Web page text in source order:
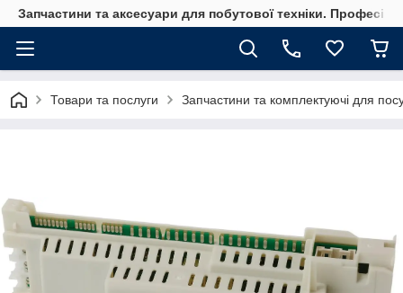
Запчастини та аксесуари для побутової техніки.
Товари та послуги Запчастини та комплектуючі для